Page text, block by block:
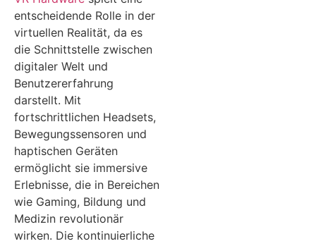
entscheidende Rolle in der
virtuellen Realität, da es
die Schnittstelle zwischen
digitaler Welt und
Benutzererfahrung
darstellt. Mit
fortschrittlichen Headsets,
Bewegungssensoren und
haptischen Geräten
ermöglicht sie immersive
Erlebnisse, die in Bereichen
wie Gaming, Bildung und
Medizin revolutionär
wirken. Die kontinuierliche